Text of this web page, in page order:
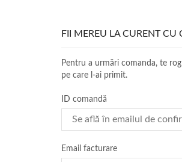
FII MEREU LA CURENT
Pentru a urmări comanda, te
pe care l-ai primit.
ID comandă
Email facturare